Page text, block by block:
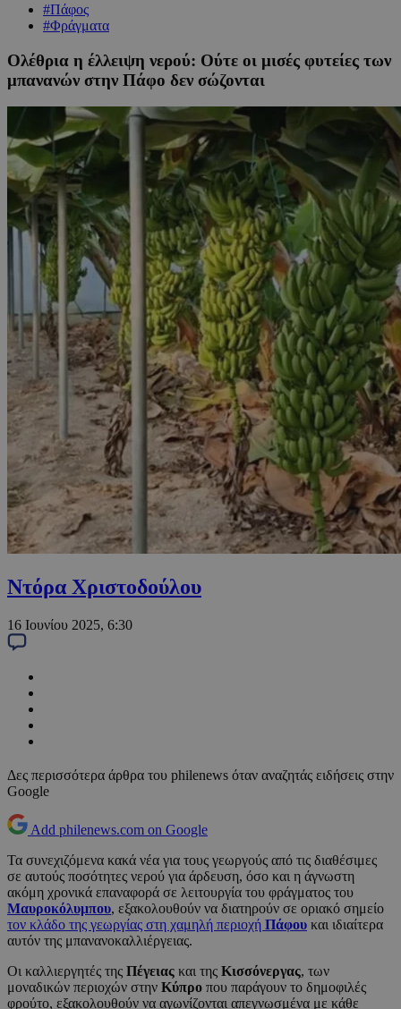
#Πάφος
#Φράγματα
Ολέθρια η έλλειψη νερού: Ούτε οι μισές φυτείες των
μπανανών στην Πάφο δεν σώζονται
Ντόρα Χριστοδούλου
16 Ιουνίου 2025, 6:30
Δες περισσότερα άρθρα του philenews όταν αναζητάς ειδήσεις στην
Google
Add philenews.com on Google
Τα συνεχιζόμενα κακά νέα για τους γεωργούς από τις διαθέσιμες
σε αυτούς ποσότητες νερού για άρδευση, όσο και η άγνωστη
ακόμη χρονικά επαναφορά σε λειτουργία του φράγματος του
Μαυροκόλυμπου, εξακολουθούν να διατηρούν σε οριακό σημείο
τον κλάδο της γεωργίας στη χαμηλή περιοχή Πάφου και ιδιαίτερα
αυτόν της μπανανοκαλλιέργειας.
Οι καλλιεργητές της Πέγειας και της Κισσόνεργας, των
μοναδικών περιοχών στην Κύπρο που παράγουν το δημοφιλές
φρούτο, εξακολουθούν να αγωνίζονται απεγνωσμένα με κάθε